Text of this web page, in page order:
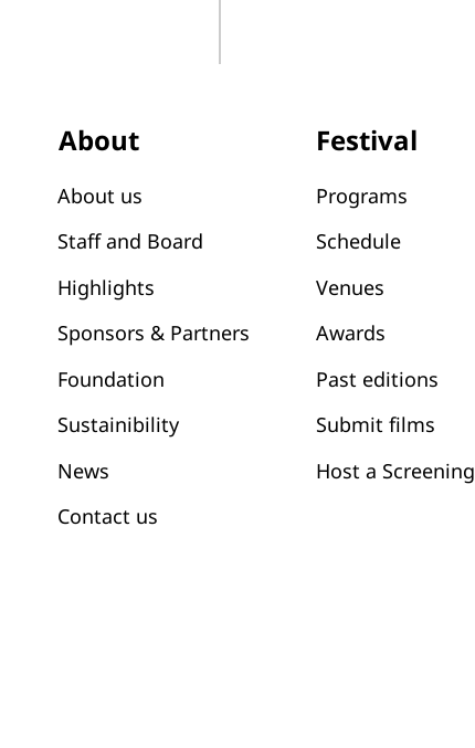
About
About us
Staff and Board
Highlights
Sponsors & Partners
Foundation
Sustainibility
News
Contact us
Festival
Programs
Schedule
Venues
Awards
Past editions
Submit films
Host a Screening